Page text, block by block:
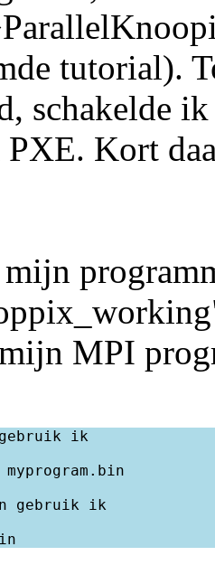
tutorial).
schakelde
Kort
MPI
ik
gebruik ik